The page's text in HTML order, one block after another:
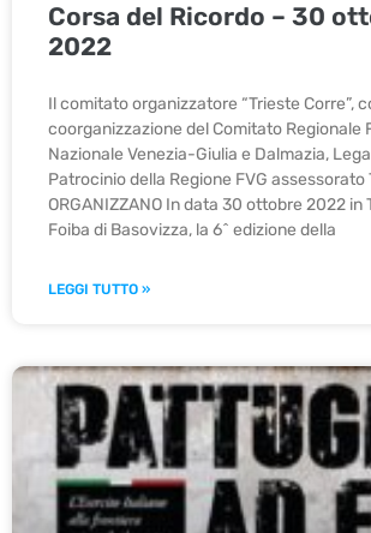
Corsa del Ricordo – 30
2022
Il comitato organizzatore “Trieste Corre”,
coorganizzazione del Comitato Regionale
Nazionale Venezia-Giulia e Dalmazia,
Patrocinio della Regione FVG assessorato
ORGANIZZANO In data 30 ottobre 2022 in
Foiba di Basovizza, la 6^ edizione della
LEGGI TUTTO »